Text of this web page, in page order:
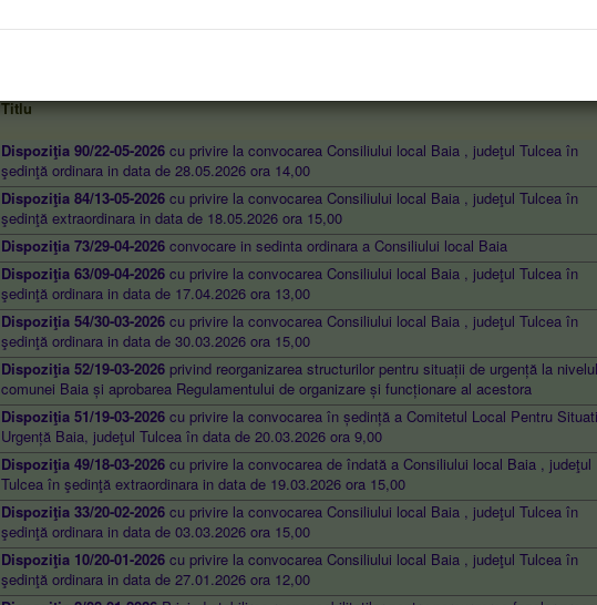
Titlu
Dispoziţia 90/22-05-2026 cu privire la convocarea Consiliului local Baia , judeţul Tulcea în
şedinţă ordinara in data de 28.05.2026 ora 14,00
Dispoziţia 84/13-05-2026 cu privire la convocarea Consiliului local Baia , judeţul Tulcea în
şedinţă extraordinara in data de 18.05.2026 ora 15,00
Dispoziţia 73/29-04-2026 convocare in sedinta ordinara a Consiliului local Baia
Dispoziţia 63/09-04-2026 cu privire la convocarea Consiliului local Baia , judeţul Tulcea în
şedinţă ordinara in data de 17.04.2026 ora 13,00
Dispoziţia 54/30-03-2026 cu privire la convocarea Consiliului local Baia , judeţul Tulcea în
şedinţă ordinara in data de 30.03.2026 ora 15,00
Dispoziţia 52/19-03-2026 privind reorganizarea structurilor pentru situații de urgență la nivelul
comunei Baia și aprobarea Regulamentului de organizare și funcționare al acestora
Dispoziţia 51/19-03-2026 cu privire la convocarea în ședință a Comitetul Local Pentru
Urgență Baia, judeţul Tulcea în data de 20.03.2026 ora 9,00
Dispoziţia 49/18-03-2026 cu privire la convocarea de îndată a Consiliului local Baia , judeţul
Tulcea în şedinţă extraordinara in data de 19.03.2026 ora 15,00
Dispoziţia 33/20-02-2026 cu privire la convocarea Consiliului local Baia , judeţul Tulcea în
şedinţă ordinara in data de 03.03.2026 ora 15,00
Dispoziţia 10/20-01-2026 cu privire la convocarea Consiliului local Baia , judeţul Tulcea în
şedinţă ordinara in data de 27.01.2026 ora 12,00